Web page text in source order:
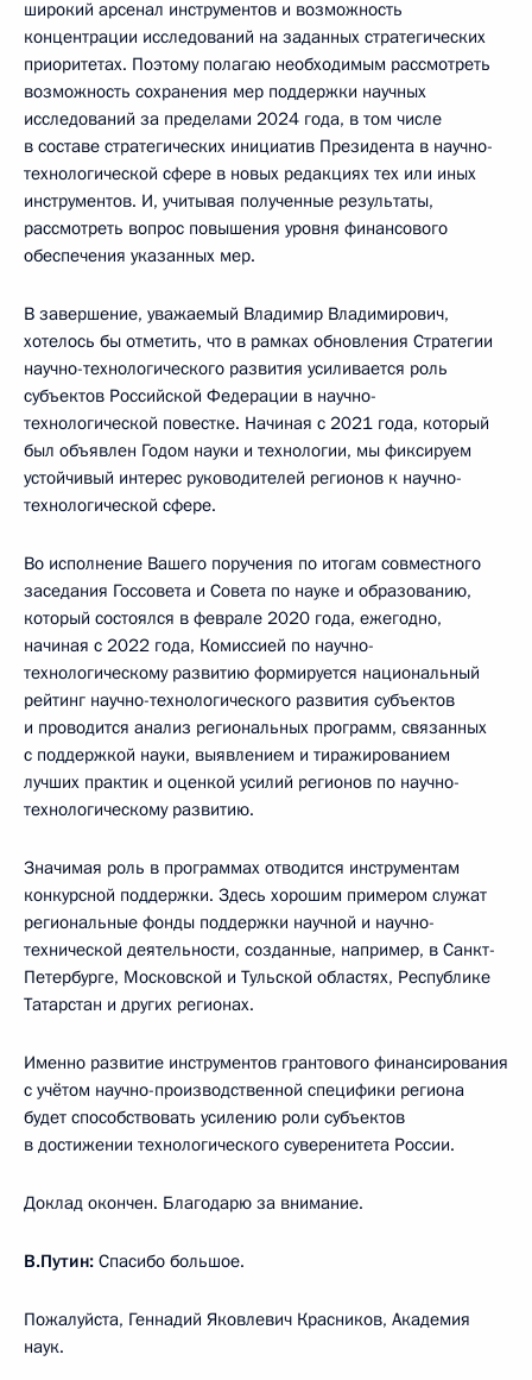
широкий арсенал инструментов и возможность
концентрации исследований на заданных стратегических
приоритетах. Поэтому полагаю необходимым рассмотреть
возможность сохранения мер поддержки научных
исследований за пределами 2024 года, в том числе
в составе стратегических инициатив Президента в научно-
технологической сфере в новых редакциях тех или иных
инструментов. И, учитывая полученные результаты,
рассмотреть вопрос повышения уровня финансового
обеспечения указанных мер.
В завершение, уважаемый Владимир Владимирович,
хотелось бы отметить, что в рамках обновления Стратегии
научно-технологического развития усиливается роль
субъектов Российской Федерации в научно-
технологической повестке. Начиная с 2021 года, который
был объявлен Годом науки и технологии, мы фиксируем
устойчивый интерес руководителей регионов к научно-
технологической сфере.
Во исполнение Вашего поручения по итогам совместного
заседания Госсовета и Совета по науке и образованию,
который состоялся в феврале 2020 года, ежегодно,
начиная с 2022 года, Комиссией по научно-
технологическому развитию формируется национальный
рейтинг научно-технологического развития субъектов
и проводится анализ региональных программ, связанных
с поддержкой науки, выявлением и тиражированием
лучших практик и оценкой усилий регионов по научно-
технологическому развитию.
Значимая роль в программах отводится инструментам
конкурсной поддержки. Здесь хорошим примером служат
региональные фонды поддержки научной и научно-
технической деятельности, созданные, например, в Санкт-
Петербурге, Московской и Тульской областях, Республике
Татарстан и других регионах.
Именно развитие инструментов грантового финансирования
с учётом научно-производственной специфики региона
будет способствовать усилению роли субъектов
в достижении технологического суверенитета России.
Доклад окончен. Благодарю за внимание.
В.Путин: Спасибо большое.
Пожалуйста, Геннадий Яковлевич Красников, Академия
наук.